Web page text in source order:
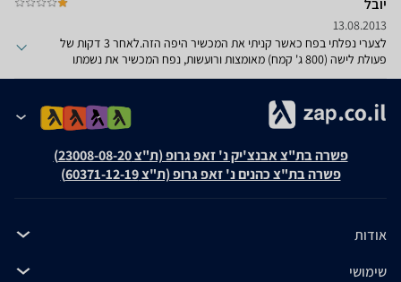
יובל
13.08.2013
לצערי נפלתי בפח כאשר קניתי את המכשיר היפה הזה.לאחר 3 דקות של
פעולת לישה (800 ג' קמח) מאומצות ורועשות, נפח המכשיר את נשמתו
ונדם.המכשיר פשוט לא עושה את העבודה.א.ל.מ שמהם קניתי את המכשיר
חודשיים.
פשרה בת"צ אבנצ'יק נ' זאפ גרופ (ת"צ 23008-08-20)
פשרה בת"צ כהנים נ' זאפ גרופ (ת"צ 60371-12-19)
אודות
שימושי